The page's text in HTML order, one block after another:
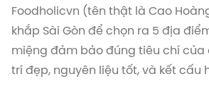
Foodholicvn (tên thật là Cao
khắp Sài Gòn để chọn ra 5 địa
miệng đảm bảo đúng tiêu chí của
trí đẹp, nguyên liệu tốt, và kết cấu